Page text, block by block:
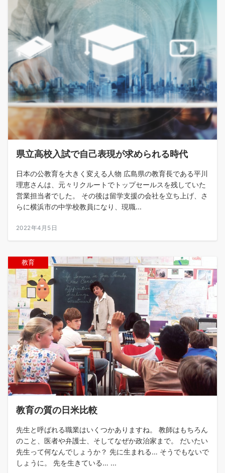
県立高校入試で自己表現が求められる時代
日本の公教育を大きく変える人物 広島県の教育長である平川
理恵さんは、元々リクルートでトップセールスを残していた
営業担当者でした。 その後は留学支援の会社を立ち上げ、さ
らに横浜市の中学校教員になり、現職...
2022年4月5日
教育
教育の質の日米比較
先生と呼ばれる職業はいくつかありますね。 教師はもちろん
のこと、医者や弁護士、そしてなぜか政治家まで。 だいたい
先生って何なんでしょうか？ 先に生まれる… そうでもないで
しょうに。 先を生きている… ...